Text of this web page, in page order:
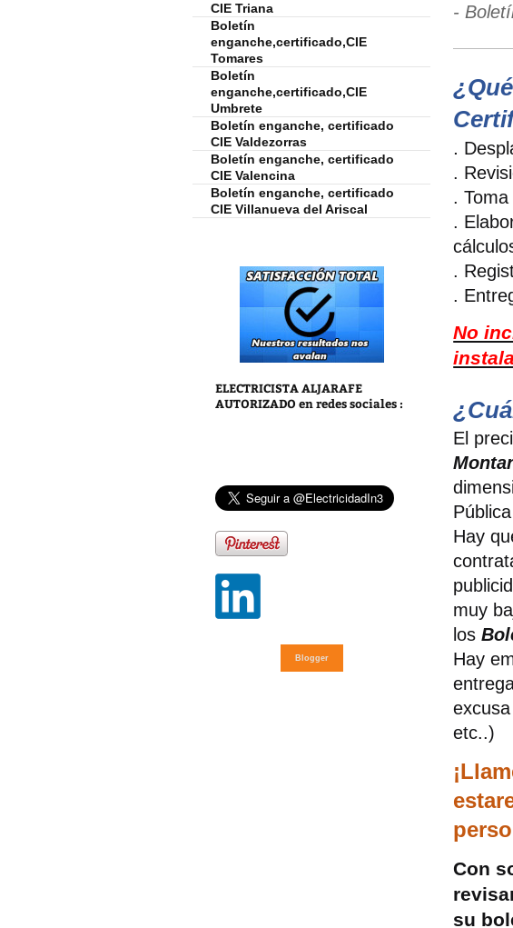
-
.
.
.
.
.
.
No
El
Hay
muy
los
Hay
etc..)
Con
su
CIE Triana
Boletín
enganche,certificado,CIE
Tomares
Boletín
enganche,certificado,CIE
Umbrete
Boletín enganche, certificado
CIE Valdezorras
Boletín enganche, certificado
CIE Valencina
Boletín enganche, certificado
CIE Villanueva del Ariscal
ELECTRICISTA ALJARAFE
AUTORIZADO en redes sociales :
Blogger